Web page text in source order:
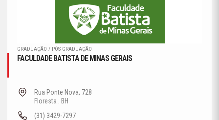
GRADUAÇÃO / PÓS-GRADUAÇÃO
FACULDADE BATISTA DE MINAS GERAIS
Rua Ponte Nova, 728
Floresta . BH
(31) 3429-7297